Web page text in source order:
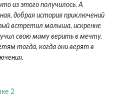
из этого получилось. А
добрая история приключений
встретил малыша, искренне
свою маму верить в мечту.
тогда, когда они верят в